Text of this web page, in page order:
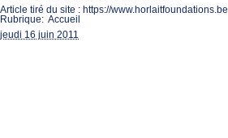
Article tiré du site : https://www.horlaitfoundations.be
Rubrique: Accueil
jeudi 16 juin 2011